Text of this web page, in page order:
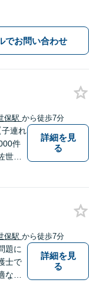
でお問い合わせ
保駅 から徒歩7分
子連れ
件
保
と
。
詳細を見
る
保駅 から徒歩7分
題に
士で
リ
詳細を見
る